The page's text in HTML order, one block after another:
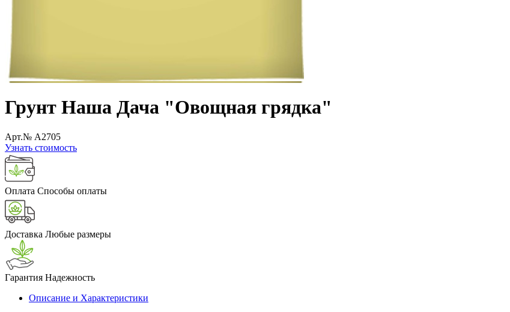
Грунт Наша Дача "Овощная грядка"
Арт.№ A2705
Узнать стоимость
Оплата Способы оплаты
Доставка Любые размеры
Гарантия Надежность
Описание и Характеристики